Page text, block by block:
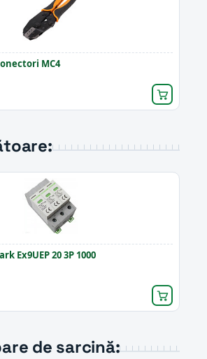
MC4
Ex9UEP 20 3P 1000
de sarcină: